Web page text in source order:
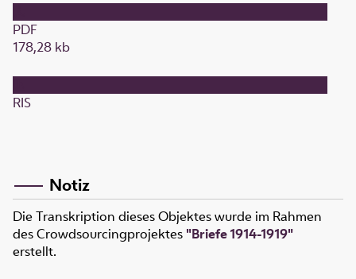
PDF
178,28 kb
RIS
Notiz
Die Transkription dieses Objektes wurde im Rahmen
des Crowdsourcingprojektes "Briefe 1914-1919"
erstellt.